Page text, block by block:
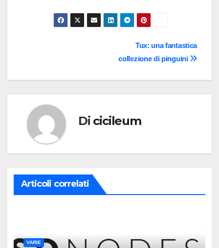
Tux: una fantastica
collezione di pinguini
Di cicileum
Articoli correlati
VARIE